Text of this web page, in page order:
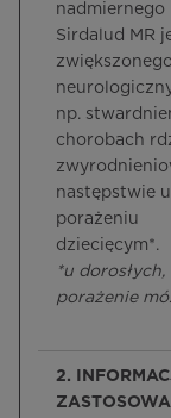
nadmiernego
Sirdalud MR
np.
chorobach
następstwie
porażeniu
dziecięcym*.
*u
porażenie
2.